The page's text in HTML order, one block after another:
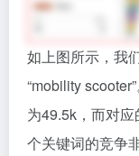
如上图所示，我
“mobility
为49.5k，而对
个关键词的竞争